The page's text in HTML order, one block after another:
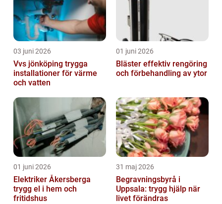
03 juni 2026
Vvs jönköping trygga
installationer för värme
och vatten
01 juni 2026
Bläster effektiv rengöring
och förbehandling av ytor
01 juni 2026
Elektriker Åkersberga
trygg el i hem och
fritidshus
31 maj 2026
Begravningsbyrå i
Uppsala: trygg hjälp när
livet förändras